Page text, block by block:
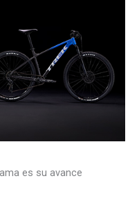
es su avance